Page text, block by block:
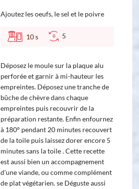
Ajoutez les oeufs, le sel et le poivre
10s 5
Déposez le moule sur la plaque alu
perforée et garnir à mi-hauteur les
empreintes. Déposez une tranche de
bûche de chèvre dans chaque
empreintes puis recouvrir de la
préparation restante. Enfin enfournez
à 180° pendant 20 minutes recouvert
de la toile puis laissez dorer encore 5
minutes sans la toile . Cette recette
est aussi bien un accompagnement
d'une viande, ou comme complément
de plat végétarien. se Déguste aussi